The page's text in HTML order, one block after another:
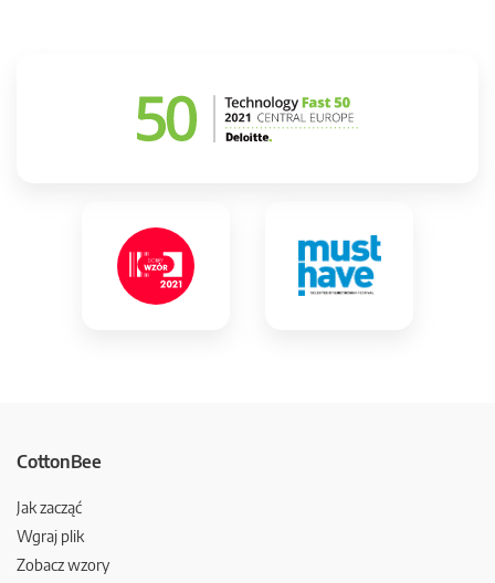
CottonBee
Jak zacząć
Wgraj plik
Zobacz wzory